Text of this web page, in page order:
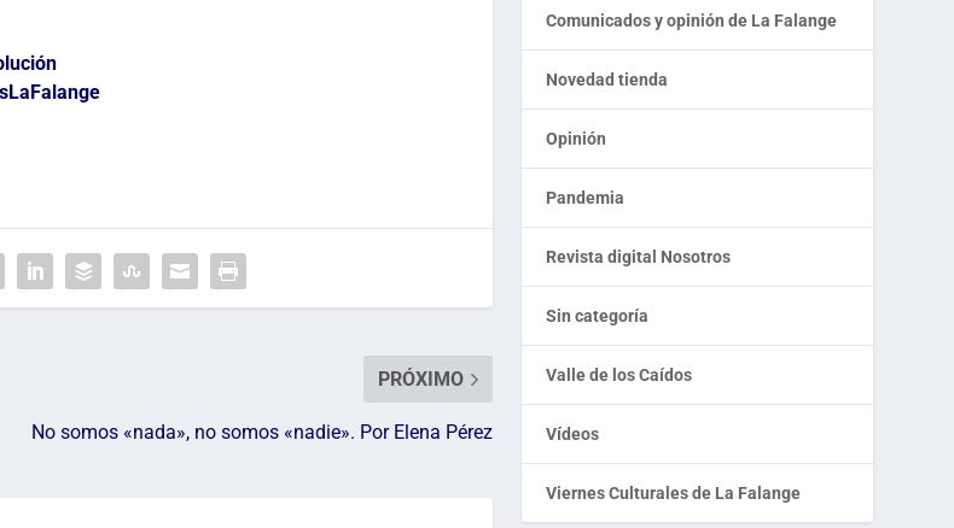
PRÓXIMO
No somos «nada», no somos «nadie». Por Elena Pérez
Comunicados y opinión de La Falange
Novedad tienda
Opinión
Pandemia
Revista digital Nosotros
Sin categoría
Valle de los Caídos
Vídeos
Viernes Culturales de La Falange